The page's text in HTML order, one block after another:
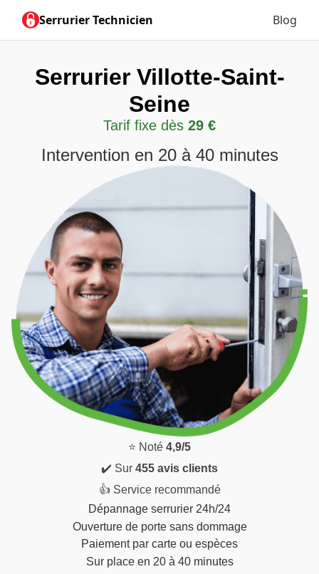
Serrurier Technicien Blog
Serrurier Villotte-Saint-
Seine
Tarif fixe dès 29 €
Intervention en 20 à 40 minutes
⭐ Noté 4,9/5
✔️ Sur 455 avis clients
👍 Service recommandé
Dépannage serrurier 24h/24
Ouverture de porte sans dommage
Paiement par carte ou espèces
Sur place en 20 à 40 minutes